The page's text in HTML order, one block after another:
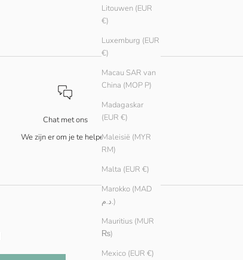
Litouwen (EUR
€)
Luxemburg (EUR
€)
Macau SAR van
China (MOP P)
Madagaskar
(EUR €)
Maleisië (MYR
RM)
Malta (EUR €)
Marokko (MAD
د.م.)
Mauritius (MUR
₨)
Mexico (EUR €)
Chat met ons
We zijn er om je te helpen!